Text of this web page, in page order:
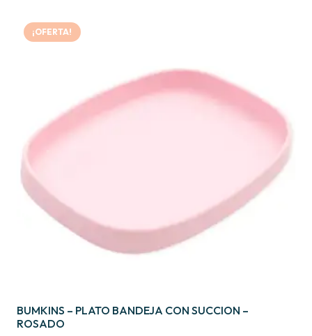
¡OFERTA!
BUMKINS – PLATO BANDEJA CON SUCCION –
ROSADO